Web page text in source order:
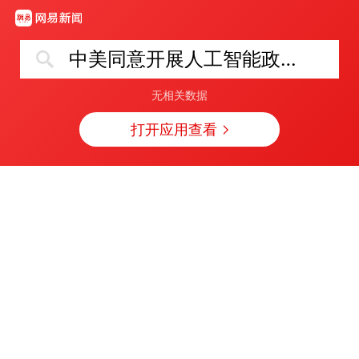
中美同意开展人工智能政府间对话
无相关数据
打开应用查看